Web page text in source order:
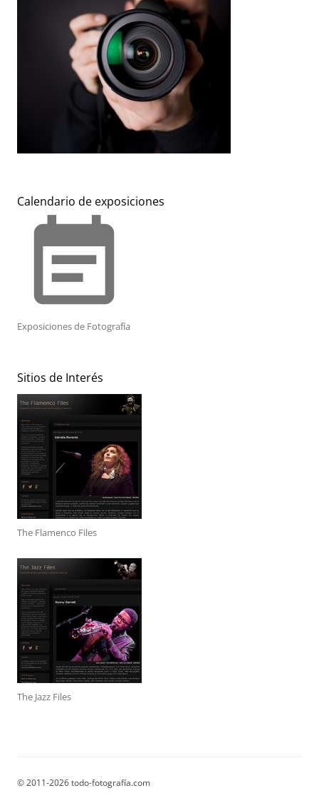
Calendario de exposiciones
event_note
Exposiciones de Fotografía
Sitios de Interés
The Flamenco Files
The Jazz Files
© 2011-2026 todo-fotografía.com